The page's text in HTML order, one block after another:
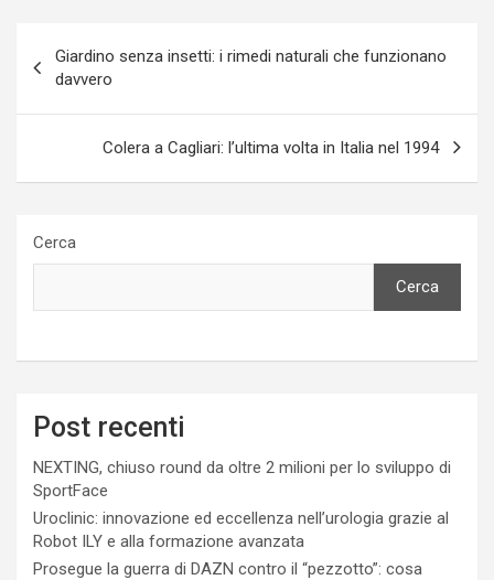
articoli
Giardino senza insetti: i rimedi naturali che funzionano
davvero
Colera a Cagliari: l’ultima volta in Italia nel 1994
Cerca
Cerca
Post recenti
NEXTING, chiuso round da oltre 2 milioni per lo sviluppo di
SportFace
Uroclinic: innovazione ed eccellenza nell’urologia grazie al
Robot ILY e alla formazione avanzata
Prosegue la guerra di DAZN contro il “pezzotto”: cosa